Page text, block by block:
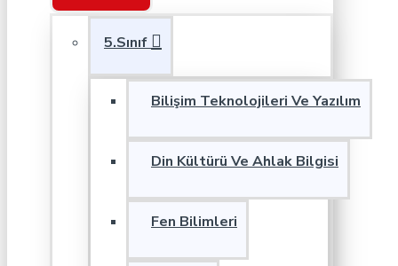
5.Sınıf
Bilişim Teknolojileri Ve Yazılım
Din Kültürü Ve Ahlak Bilgisi
Fen Bilimleri